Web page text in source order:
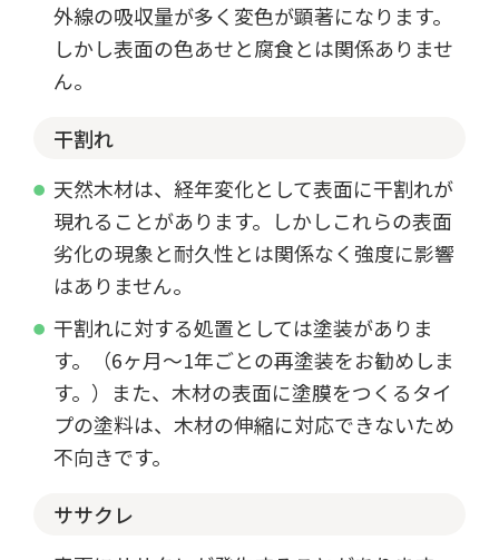
外線の吸収量が多く変色が顕著になります。
しかし表面の色あせと腐食とは関係ありませ
ん。
干割れ
天然木材は、経年変化として表面に干割れが
現れることがあります。しかしこれらの表面
劣化の現象と耐久性とは関係なく強度に影響
はありません。
干割れに対する処置としては塗装がありま
す。（6ヶ月～1年ごとの再塗装をお勧めしま
す。）また、木材の表面に塗膜をつくるタイ
プの塗料は、木材の伸縮に対応できないため
不向きです。
ササクレ